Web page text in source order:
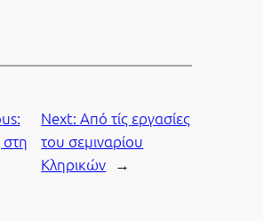
στη
Next:Από τίς εργασίες
του σεμιναρίου
Κληρικών →